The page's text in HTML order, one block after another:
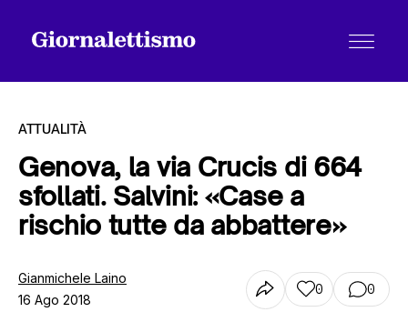
Tutti gli articoli
Chi siamo
ATTUALITÀ
Genova, la via Crucis di 664
sfollati. Salvini: «Case a
rischio tutte da abbattere»
Gianmichele Laino
16 Ago 2018
0 0